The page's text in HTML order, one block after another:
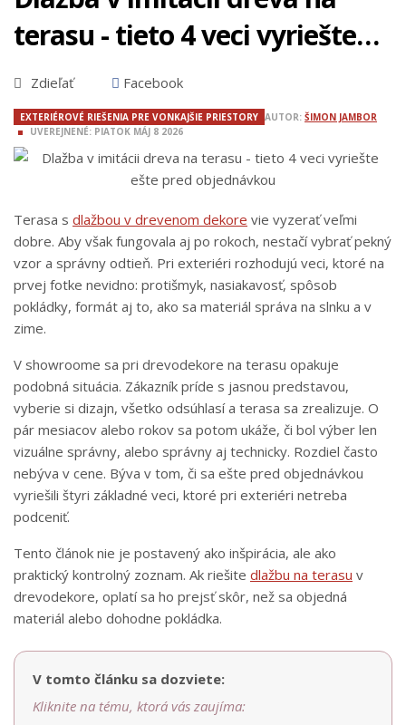
terasu - tieto 4 veci vyriešte
ešte pred objednávkou
Zdieľať Facebook
AUTOR: ŠIMON JAMBOR
EXTERIÉROVÉ RIEŠENIA PRE VONKAJŠIE PRIESTORY
UVEREJNENÉ: PIATOK MÁJ 8 2026
Terasa s dlažbou v drevenom dekore vie vyzerať veľmi
dobre. Aby však fungovala aj po rokoch, nestačí vybrať pekný
vzor a správny odtieň. Pri exteriéri rozhodujú veci, ktoré na
prvej fotke nevidno: protišmyk, nasiakavosť, spôsob
pokládky, formát aj to, ako sa materiál správa na slnku a v
zime.
V showroome sa pri drevodekore na terasu opakuje
podobná situácia. Zákazník príde s jasnou predstavou,
vyberie si dizajn, všetko odsúhlasí a terasa sa zrealizuje. O
pár mesiacov alebo rokov sa potom ukáže, či bol výber len
vizuálne správny, alebo správny aj technicky. Rozdiel často
nebýva v cene. Býva v tom, či sa ešte pred objednávkou
vyriešili štyri základné veci, ktoré pri exteriéri netreba
podceniť.
Tento článok nie je postavený ako inšpirácia, ale ako
praktický kontrolný zoznam. Ak riešite dlažbu na terasu v
drevodekore, oplatí sa ho prejsť skôr, než sa objedná
materiál alebo dohodne pokládka.
V tomto článku sa dozviete:
Kliknite na tému, ktorá vás zaujíma: